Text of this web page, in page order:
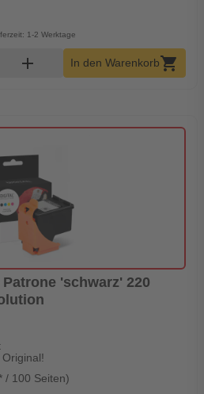
1-2 Werktage
Menge
add In den Warenkorbshopping_cart
'schwarz' 220
/ 100 Seiten)